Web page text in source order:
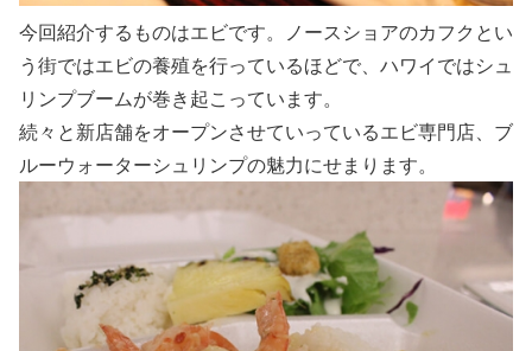
今回紹介するものはエビです。ノースショアのカフクとい
う街ではエビの養殖を行っているほどで、ハワイではシュ
リンプブームが巻き起こっています。
続々と新店舗をオープンさせていっているエビ専門店、ブ
ルーウォーターシュリンプの魅力にせまります。